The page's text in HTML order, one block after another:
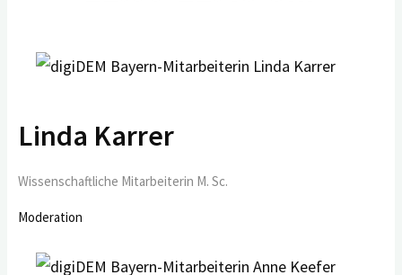
Linda Karrer
Wissenschaftliche Mitarbeiterin M. Sc.
Moderation